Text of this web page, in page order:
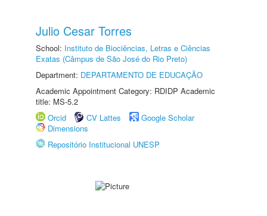
Julio Cesar Torres
School: Instituto de Biociências, Letras e Ciências
Exatas (Câmpus de São José do Rio Preto)
Department: DEPARTAMENTO DE EDUCAÇÃO
Academic Appointment Category: RDIDP Academic
title: MS-5.2
Orcid
CV Lattes
Google Scholar
Dimensions
Repositório Institucional UNESP